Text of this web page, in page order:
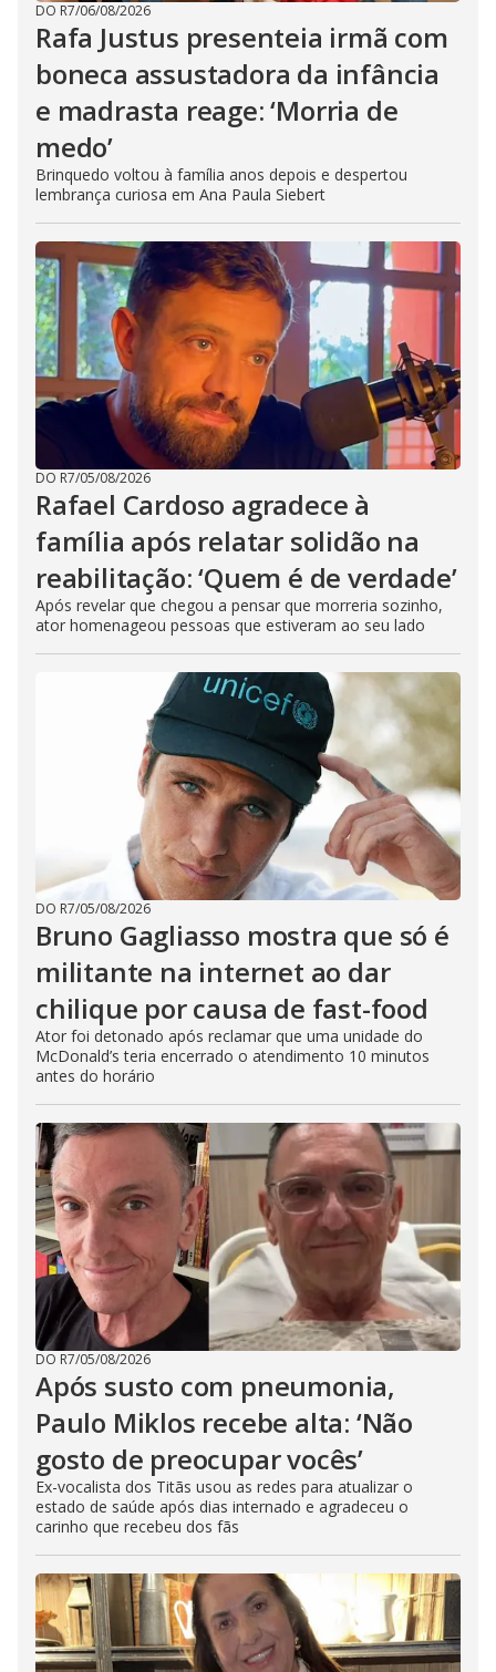
DO R7/06/08/2026
Rafa Justus presenteia irmã com
boneca assustadora da infância
e madrasta reage: ‘Morria de
medo’
Brinquedo voltou à família anos depois e despertou
lembrança curiosa em Ana Paula Siebert
DO R7/05/08/2026
Rafael Cardoso agradece à
família após relatar solidão na
reabilitação: ‘Quem é de verdade’
Após revelar que chegou a pensar que morreria sozinho,
ator homenageou pessoas que estiveram ao seu lado
DO R7/05/08/2026
Bruno Gagliasso mostra que só é
militante na internet ao dar
chilique por causa de fast-food
Ator foi detonado após reclamar que uma unidade do
McDonald’s teria encerrado o atendimento 10 minutos
antes do horário
DO R7/05/08/2026
Após susto com pneumonia,
Paulo Miklos recebe alta: ‘Não
gosto de preocupar vocês’
Ex-vocalista dos Titãs usou as redes para atualizar o
estado de saúde após dias internado e agradeceu o
carinho que recebeu dos fãs